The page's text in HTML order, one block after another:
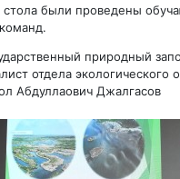
стола были проведены
природный
отдела экологического
Абдуллаович Джалгасов